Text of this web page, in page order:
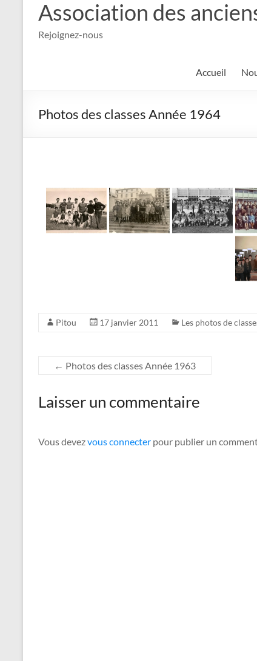
Association des
Rejoignez-nous
Accueil
Photos des classes Année 1964
Pitou 17 janvier 2011 Les photos de
← Photos des classes Année 1963
Laisser un commentaire
Vous devezvous connecter pour publier un